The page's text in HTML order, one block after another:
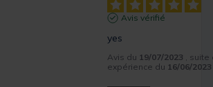
Avis vérifié
yes
Avis du 19/07/2023 , suite
expérience du 16/06/2023